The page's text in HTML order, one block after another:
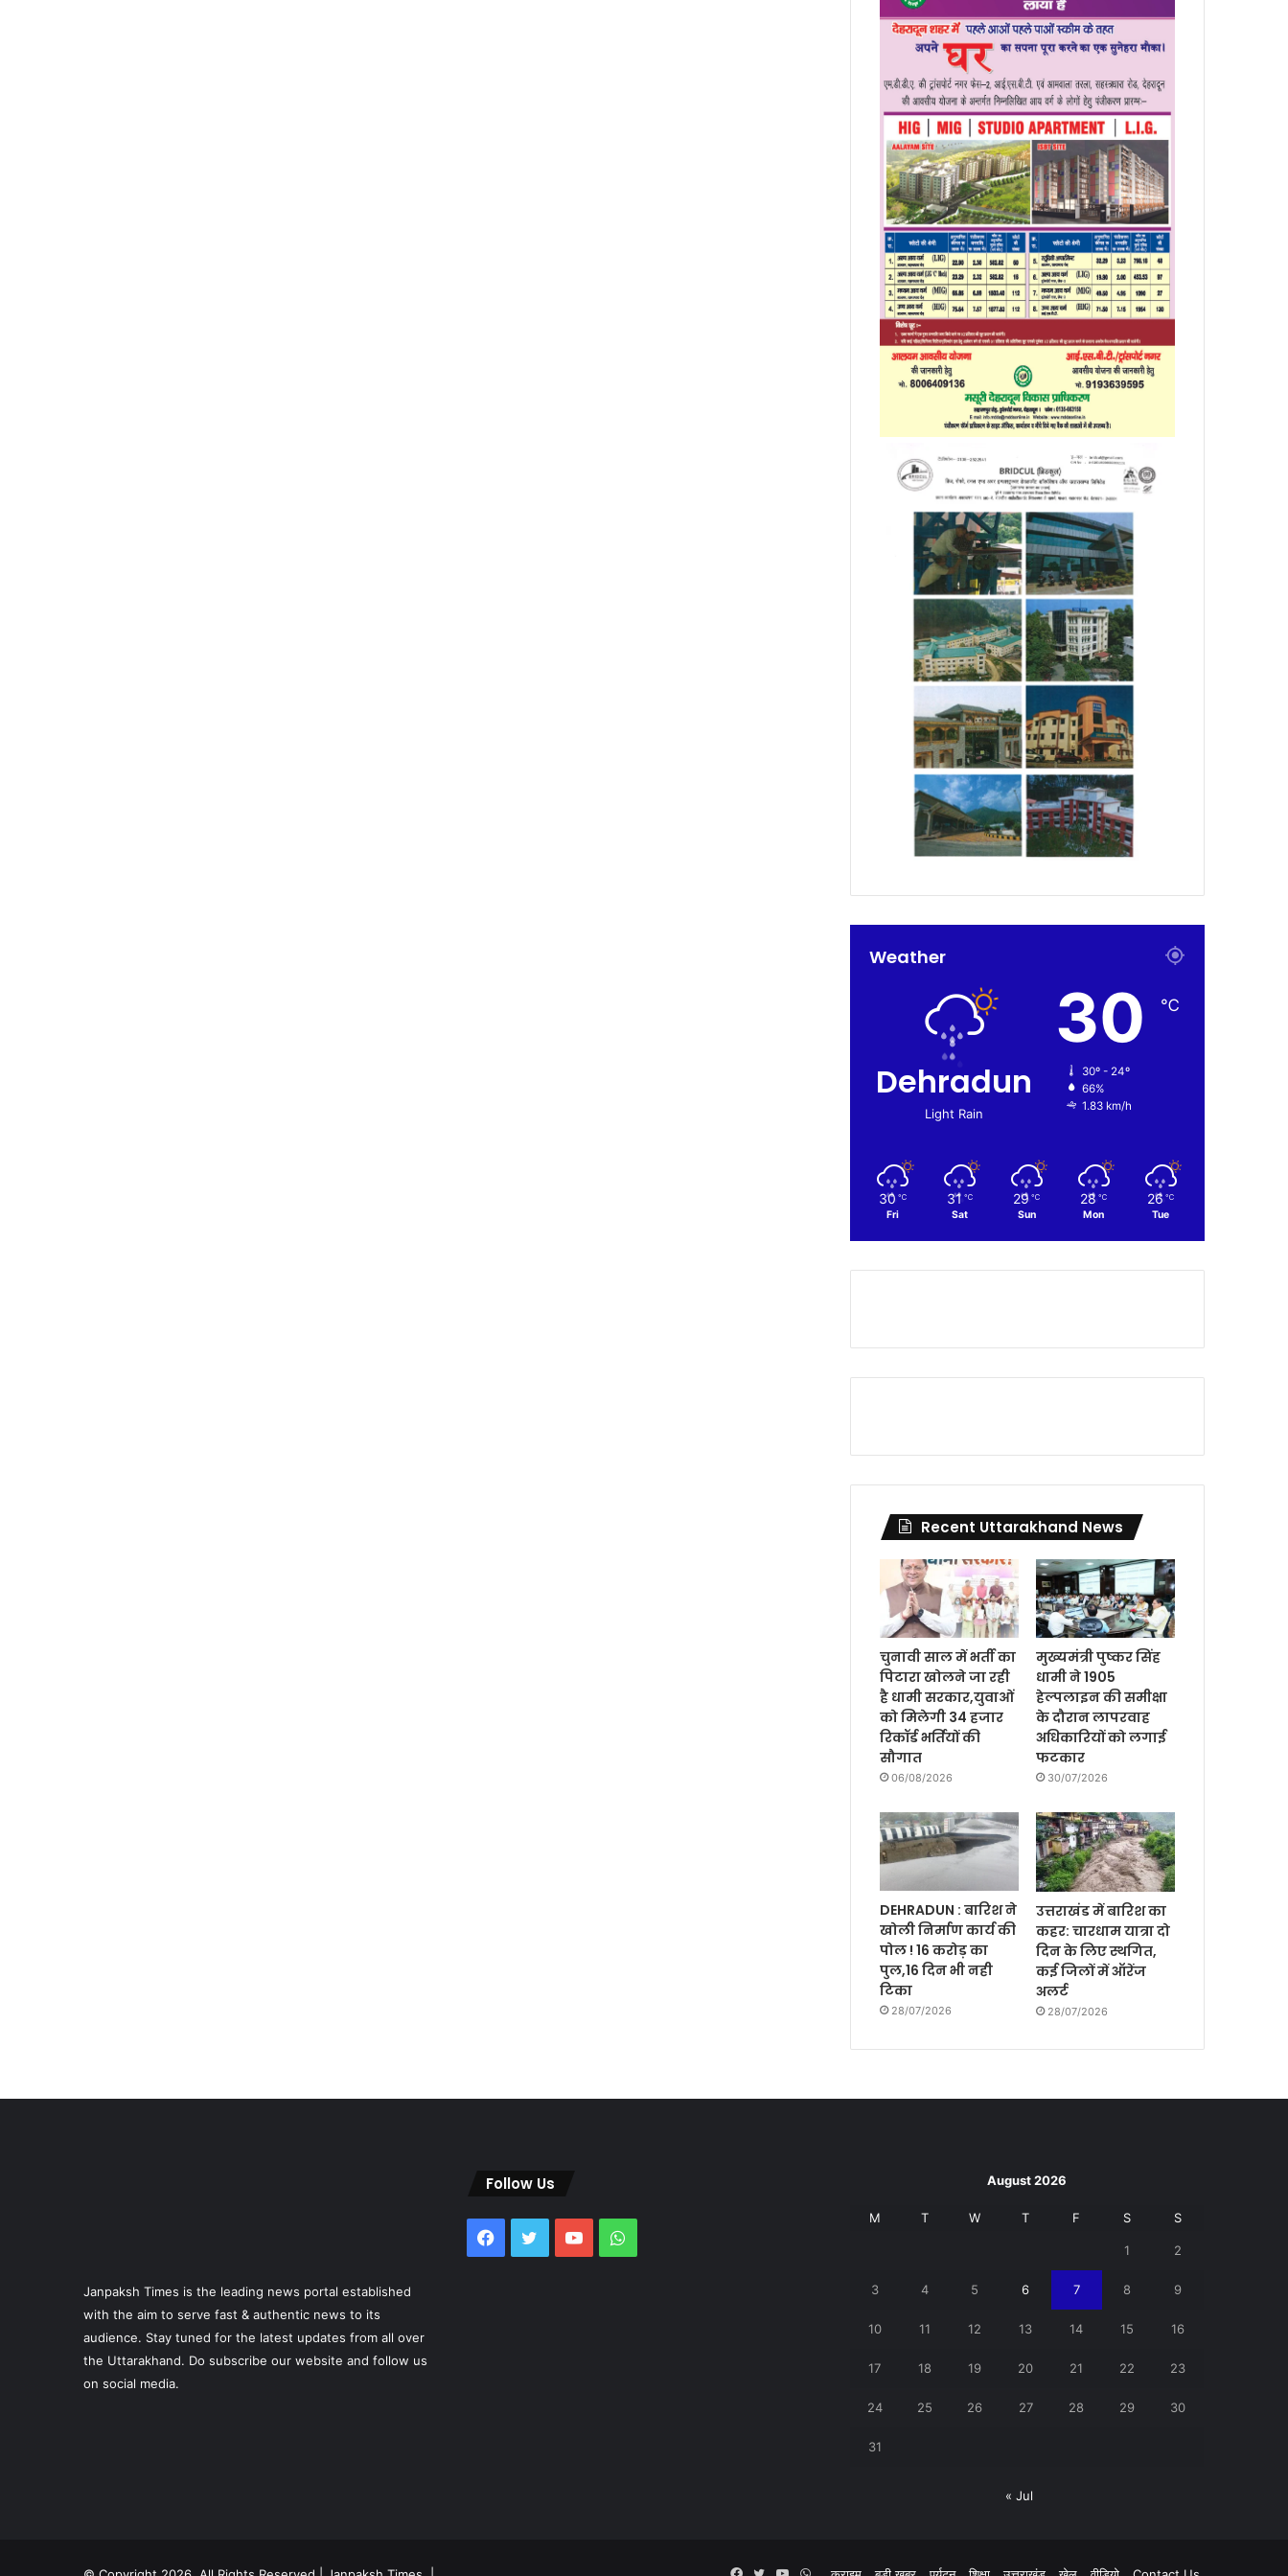
Weather
Dehradun
Light Rain
30 ℃
30º - 24º
66%
1.83 km/h
30 ℃
Fri
31 ℃
Sat
29 ℃
Sun
28 ℃
Mon
26 ℃
Tue
Recent Uttarakhand News
चुनावी साल में भर्ती का
पिटारा खोलने जा रही
है धामी सरकार,युवाओं
को मिलेगी 34 हजार
रिकॉर्ड भर्तियों की
सौगात
06/08/2026
मुख्यमंत्री पुष्कर सिंह
धामी ने 1905
हेल्पलाइन की समीक्षा
के दौरान लापरवाह
अधिकारियों को लगाई
फटकार
30/07/2026
DEHRADUN : बारिश ने
खोली निर्माण कार्य की
पोल ! 16 करोड़ का
पुल,16 दिन भी नही
टिका
28/07/2026
उत्तराखंड में बारिश का
कहर: चारधाम यात्रा दो
दिन के लिए स्थगित,
कई जिलों में ऑरेंज
अलर्ट
28/07/2026
Janpaksh Times is the leading news portal established
with the aim to serve fast & authentic news to its
audience. Stay tuned for the latest updates from all over
the Uttarakhand. Do subscribe our website and follow us
on social media.
Follow Us
Facebook
TwitterYouTube
August 2026
M T W T F S S
1 2
3 4 5 6 7 8 9
10 11 12 13 14 15 16
17 18 19 20 21 22 23
24 25 26 27 28 29 30
31
« Jul